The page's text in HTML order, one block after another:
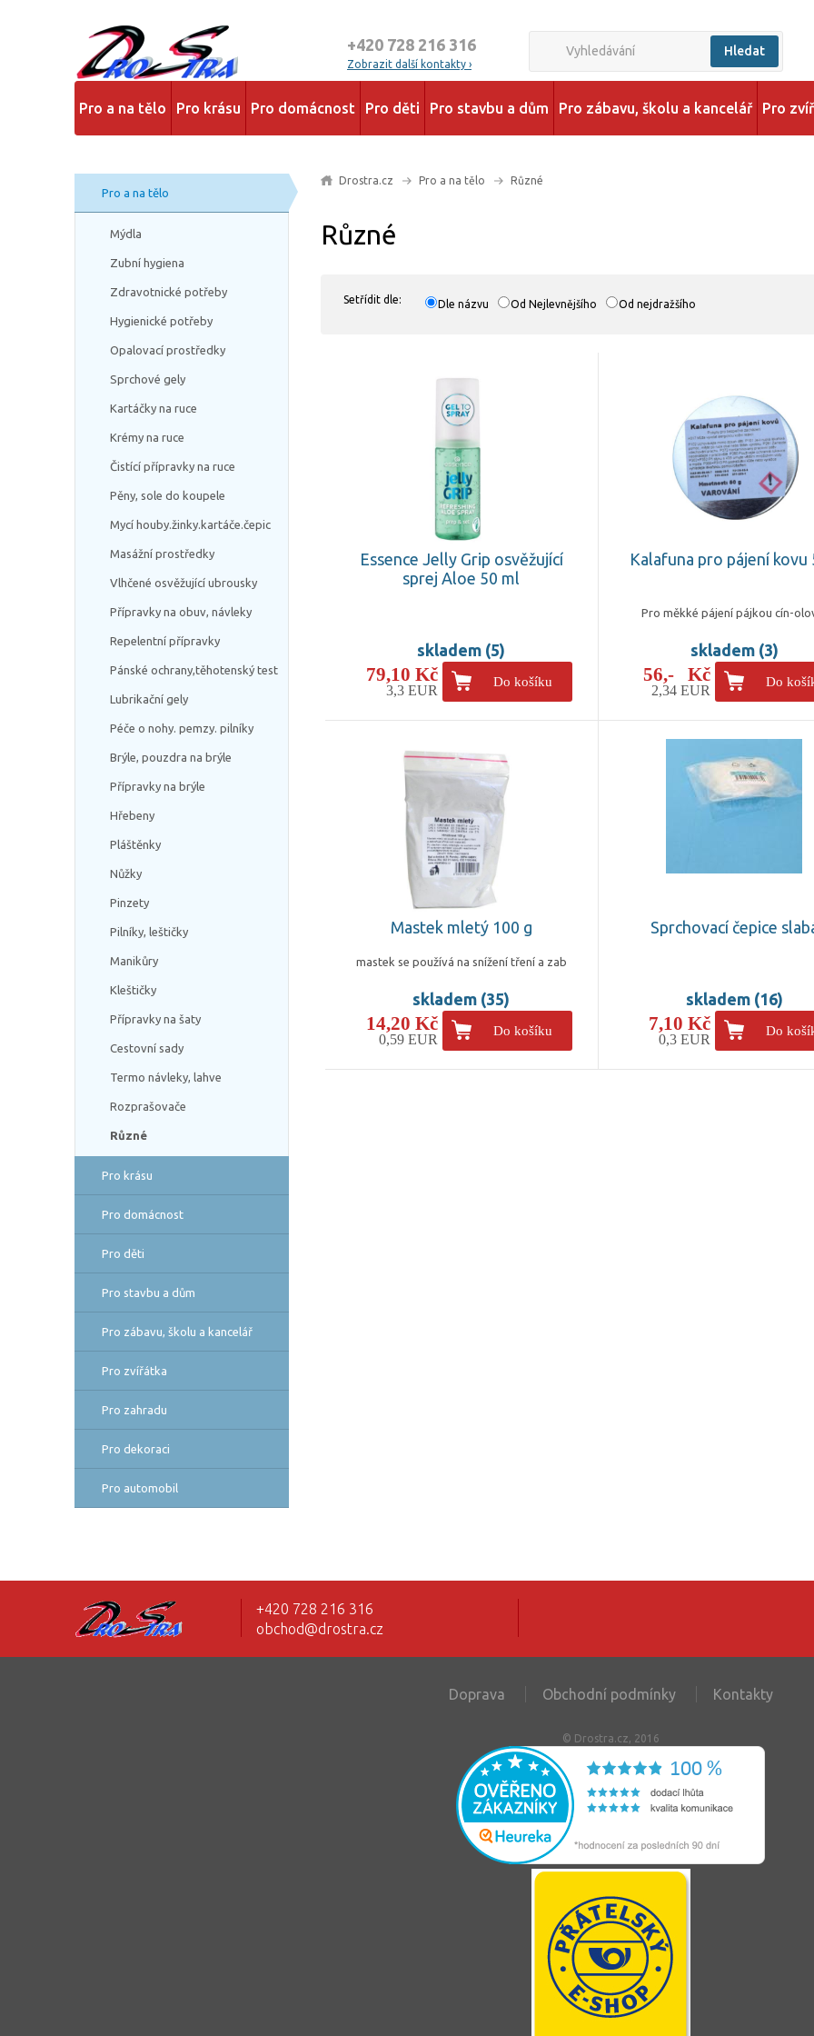
+420 728 216 316
Zobrazit další kontakty ›
Hledat
Pro a na tělo Pro krásu Pro domácnost Pro děti Pro stavbu a dům Pro zábavu, školu a kancelář Pro
Pro a na tělo
Mýdla
Zubní hygiena
Zdravotnické potřeby
Hygienické potřeby
Opalovací prostředky
Sprchové gely
Kartáčky na ruce
Krémy na ruce
Čistící přípravky na ruce
Pěny, sole do koupele
Mycí houby.žinky.kartáče.čepic
Masážní prostředky
Vlhčené osvěžující ubrousky
Přípravky na obuv, návleky
Repelentní přípravky
Pánské ochrany,těhotenský test
Lubrikační gely
Péče o nohy. pemzy. pilníky
Brýle, pouzdra na brýle
Přípravky na brýle
Hřebeny
Pláštěnky
Nůžky
Pinzety
Pilníky, leštičky
Manikůry
Kleštičky
Přípravky na šaty
Cestovní sady
Termo návleky, lahve
Rozprašovače
Různé
Pro krásu
Pro domácnost
Pro děti
Pro stavbu a dům
Pro zábavu, školu a kancelář
Pro zvířátka
Pro zahradu
Pro dekoraci
Pro automobil
Drostra.cz Pro a na tělo Různé
Různé
Setřídit dle: Dle názvu Od Nejlevnějšího Od nejdražšího
Essence Jelly Grip osvěžující
sprej Aloe 50 ml
skladem (5)
79,10 Kč
3,3 EUR
Do košíku
Kalafuna pro pájení kovu
Pro měkké pájení pájkou cín-
skladem (3)
56,- Kč
2,34 EUR
Do
Mastek mletý 100 g
mastek se používá na snížení tření a zab
skladem (35)
14,20 Kč
0,59 EUR
Do košíku
Sprchovací čepice
skladem (16)
7,10 Kč
0,3 EUR
Do
+420 728 216 316
obchod@drostra.cz
Doprava Obchodní podmínky Kontakty
© Drostra.cz, 2016